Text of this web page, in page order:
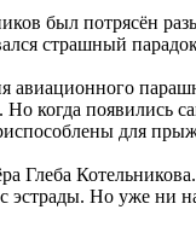
был потрясён
страшный
авиационного
когда
для
Но уже ни